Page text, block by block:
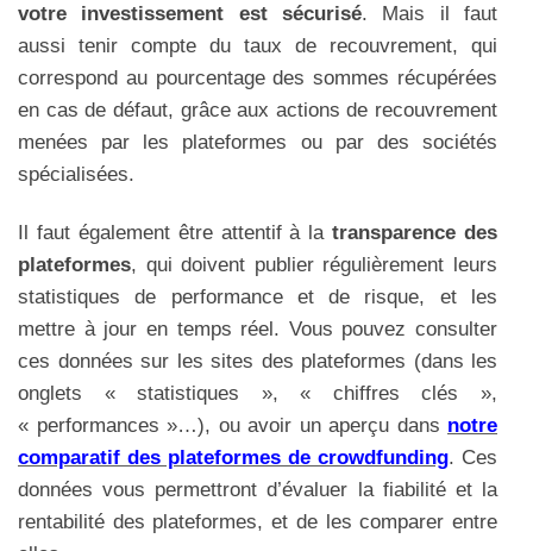
votre investissement est sécurisé. Mais il faut
aussi tenir compte du taux de recouvrement, qui
correspond au pourcentage des sommes récupérées
en cas de défaut, grâce aux actions de recouvrement
menées par les plateformes ou par des sociétés
spécialisées.
Il faut également être attentif à latransparence des
plateformes, qui doivent publier régulièrement leurs
statistiques de performance et de risque, et les
mettre à jour en temps réel. Vous pouvez consulter
ces données sur les sites des plateformes (dans les
onglets « statistiques », « chiffres clés »,
« performances »…), ou avoir un aperçu dans notre
comparatif des plateformes de crowdfunding. Ces
données vous permettront d’évaluer la fiabilité et la
rentabilité des plateformes, et de les comparer entre